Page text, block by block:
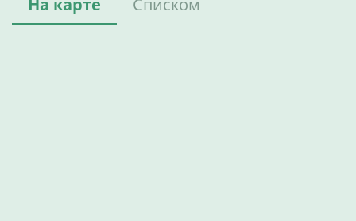
На карте Списком